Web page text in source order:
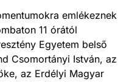
emlékeznek
11 órától
Egyetem belső
Csomortányi István, az
az Erdélyi Magyar